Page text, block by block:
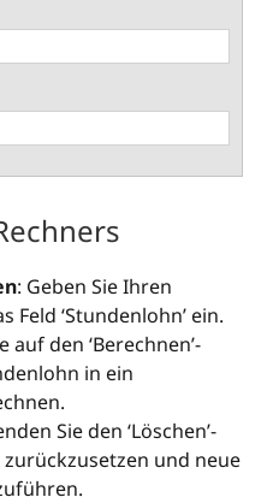
: Geben Sie Ihren
Feld ‘Stundenlohn’ ein.
auf den ‘Berechnen’-
in ein
Sie den ‘Löschen’-
und neue